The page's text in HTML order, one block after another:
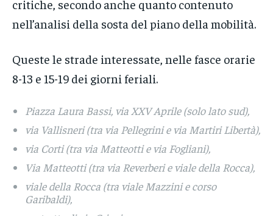
critiche, secondo anche quanto contenuto
nell’analisi della sosta del piano della mobilità.
Queste le strade interessate, nelle fasce orarie
8-13 e 15-19 dei giorni feriali.
Piazza Laura Bassi, via XXV Aprile (solo lato sud),
via Vallisneri (tra via Pellegrini e via Martiri Libertà),
via Corti (tra via Matteotti e via Fogliani),
Via Matteotti (tra via Reverberi e viale della Rocca),
viale della Rocca (tra viale Mazzini e corso
Garibaldi),